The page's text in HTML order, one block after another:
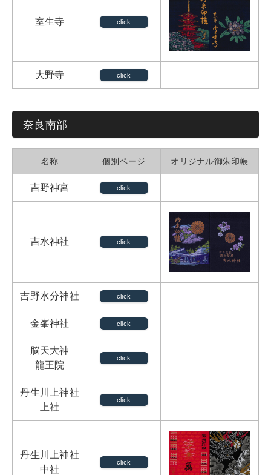
室生寺 click
大野寺 click
奈良南部
名称 個別ページ オリジナル御朱印帳
吉野神宮 click
吉水神社 click
吉野水分神社 click
金峯神社 click
脳天大神
龍王院
click
丹生川上神社
上社
click
丹生川上神社
中社
click